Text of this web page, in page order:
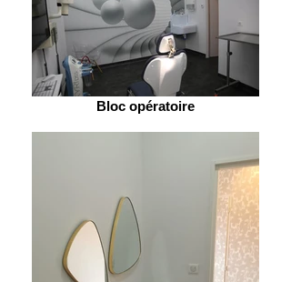
Bloc opératoire